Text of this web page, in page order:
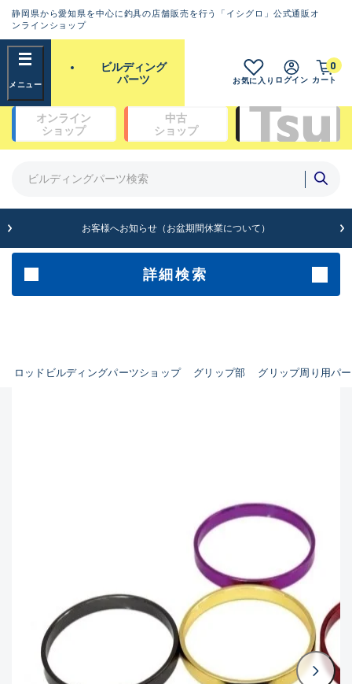
静岡県から愛知県を中心に釣具の店舗販売を行う「イシグロ」公式通販オ
ンラインショップ
ビルディング
パーツ
お気に入り ログイン カート
0
オンライン
ショップ
中古
ショップ
お客様へお知らせ（お盆期間休業について）
詳細検索
ロッドビルディングパーツショップ グリップ部 グリップ周り用パ
フリーワード
商品カテゴリ
ガイド単品（トップガイド）(19)
ブランク(142)
汎用穂先(23)
グリップ部(930)
リールシート(418)
バットアクセサリー(109)
ビルディング用ツール類(63)
在庫有のみ(1904)
ランクとは？
良
SA
新古品（メーカー問屋から仕
入れた未使用品）
※店頭展示時の置き傷が付いている
ものも含む
傷が極めて少ない極上品
B
使用感や傷のある一般的な中
かなり使用感があり、全体的
に目立つ傷が多い品